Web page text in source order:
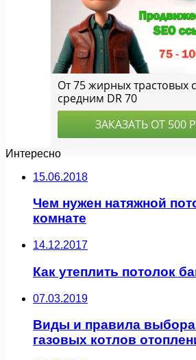
Интересно
15.06.2018
Чем нужен натяжной
комнате
14.12.2017
Как утеплить потолок
07.03.2019
Виды и правила
газовых котлов